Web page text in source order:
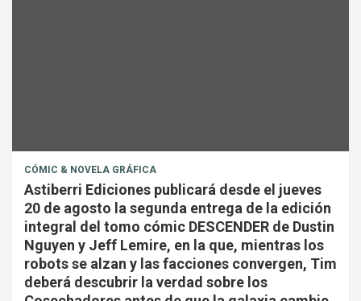
CÓMIC & NOVELA GRÁFICA
Astiberri Ediciones publicará desde el jueves
20 de agosto la segunda entrega de la edición
integral del tomo cómic DESCENDER de Dustin
Nguyen y Jeff Lemire, en la que, mientras los
robots se alzan y las facciones convergen, Tim
deberá descubrir la verdad sobre los